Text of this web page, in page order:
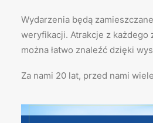
Wydarzenia będą
weryfikacji. Atrakcje z każdego
można łatwo znaleźć dzięki
Za nami 20 lat, przed nami